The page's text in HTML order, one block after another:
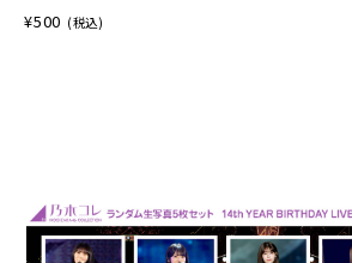
¥500 (税込)